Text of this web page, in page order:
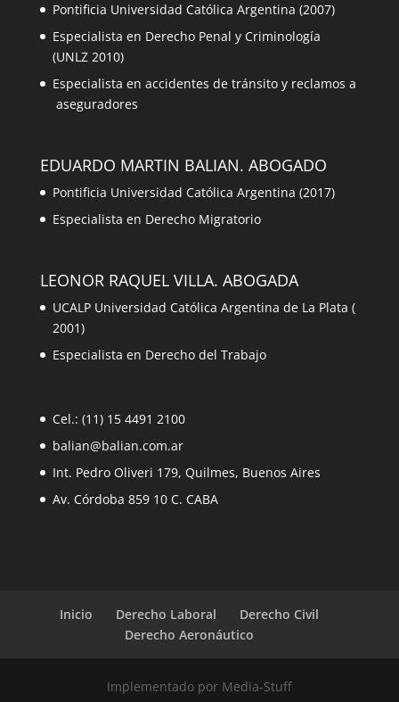
Pontificia Universidad Católica Argentina (2007)
Especialista en Derecho Penal y Criminología
(UNLZ 2010)
Especialista en accidentes de tránsito y reclamos a
aseguradores
EDUARDO MARTIN BALIAN. ABOGADO
Pontificia Universidad Católica Argentina (2017)
Especialista en Derecho Migratorio
LEONOR RAQUEL VILLA. ABOGADA
UCALP Universidad Católica Argentina de La Plata (
2001)
Especialista en Derecho del Trabajo
Cel.: (11) 15 4491 2100
balian@balian.com.ar
Int. Pedro Oliveri 179, Quilmes, Buenos Aires
Av. Córdoba 859 10 C. CABA
Inicio Derecho Laboral
Derecho Civil
Derecho Aeronáutico
Implementado por Media-Stuff